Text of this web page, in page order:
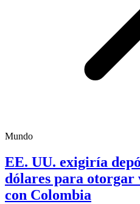
Mundo
EE. UU. exigiría
dólares para otorgar
con Colombia